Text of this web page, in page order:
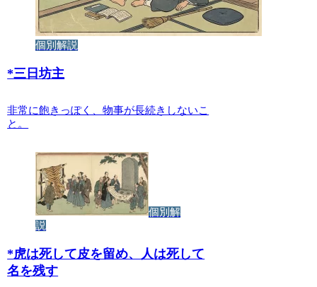
個別解説
*三日坊主
非常に飽きっぽく、物事が長続きしないこ
と。
個別解
説
*虎は死して皮を留め、人は死して
名を残す